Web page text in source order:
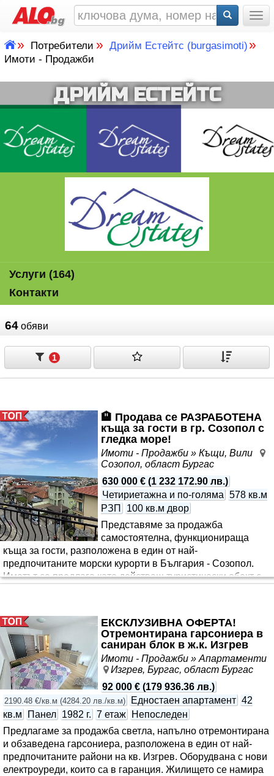
» Потребители» Дрийм Естейтс (burgasimoti) »
Имоти - Продажби
ДРИЙМ ЕСТЕЙТС
Услуги (164)
Контакти
64 обяви
1
🏨 Продава се РАЗРАБОТЕНА
къща за гости в гр. Созопол с
гледка море!
Имоти - Продажби » Къщи, Вили
Созопол, област Бургас
630 000 € (1 232 172.90 лв.)
Четириетажна и по-голяма 578 кв.м
РЗП
100 кв.м двор
Представяме за продажба
самостоятелна, функционираща
къща за гости, разположена в един от най-
предпочитаните морски курорти в България - Созопол.
Имотът се предлага като действащ туристически обект с
Разгъната застроена площ (РЗП): 578 кв.м Площ на
поземления имот: 217 кв.м Тип имот: Къща за гости
Година на изграждане: 2004 г. Етажност: 4 надземни етажа
+ подземен етаж Общ брой стаи: 16 🛏 КАПАЦИТЕТ И
РАЗПРЕДЕЛЕНИЕ Сградата разполага с разнообразни
двойни и тройни стаи, ..
ЕКСКЛУЗИВНА ОФЕРТА!
Отремонтирана гарсониера в
саниран блок в ж.к. Изгрев
Имоти - Продажби » Апартаменти
Изгрев, Бургас, област Бургас
92 000 € (179 936.36 лв.)
2190.48 €/кв.м (4284.20 лв./кв.м) Едностаен апартамент 42
кв.м
Панел 1982 г. 7 етаж
Непоследен
Предлагаме за продажба светла, напълно отремонтирана
и обзаведена гарсониера, разположена в един от най-
предпочитаните райони на кв. Изгрев. Оборудвана с нови
електроуреди, които са в гаранция. Жилището се намира